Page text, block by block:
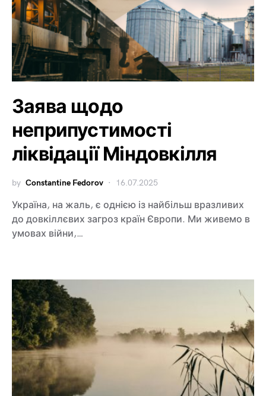
Заява щодо
неприпустимості
ліквідації Міндовкілля
by Constantine Fedorov 16.07.2025
Україна, на жаль, є однією із найбільш вразливих
до довкіллєвих загроз країн Європи. Ми живемо в
умовах війни,…